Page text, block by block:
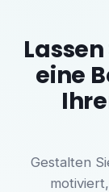
eine
Gestalten